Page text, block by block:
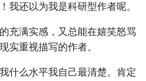
我还以为我是科研型作者呢。
充满实感，又总能在嬉笑怒骂
实重视描写的作者。
什么水平我自己最清楚。肯定